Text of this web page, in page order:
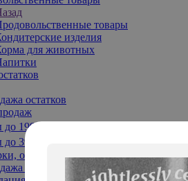
товары
изделия
для животных
остатков
199₽
399₽
обувницы
текстиля до -50%